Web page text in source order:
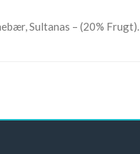
Sultanas – (20% Frugt).